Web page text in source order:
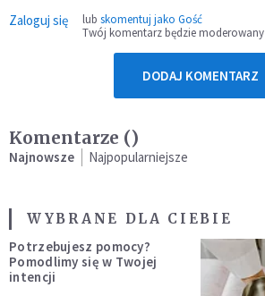
Zaloguj się lub skomentuj jako Gość
Twój komentarz będzie moderowany
DODAJ KOMENTARZ
Komentarze ()
Najnowsze Najpopularniejsze
WYBRANE DLA CIEBIE
Potrzebujesz pomocy?
Pomodlimy się w Twojej
intencji